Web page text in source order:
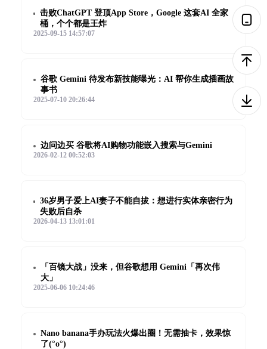
击败ChatGPT 登顶App Store，Google 这套AI 全家
桶，个个都是王炸
2025-09-15 14:57:07
谷歌 Gemini 待发布新技能曝光：AI 帮你生成插画故
事书
2025-07-10 20:26:44
边问边买 谷歌将AI购物功能嵌入搜索与Gemini
2026-02-12 00:52:03
36岁男子爱上AI妻子不能自拔：想进行实体亲密行为
失败后自杀
2026-04-13 13:01:01
「百镜大战」没来，但谷歌想用 Gemini「再次伟
大」
2025-06-06 10:24:46
Nano banana手办玩法火爆出圈！无需抽卡，效果惊
了(°o°)